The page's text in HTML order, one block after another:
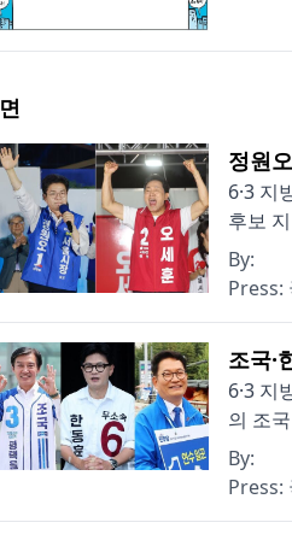
면
정원
6·3 지
후보
By:
Press:
조국·
6·3 지
의 조
By:
Press: